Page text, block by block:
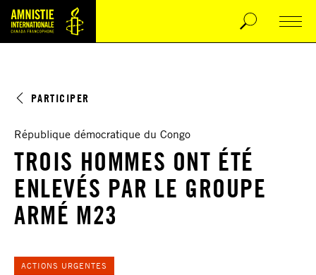
PARTICIPER
République démocratique du Congo
TROIS HOMMES ONT ÉTÉ
ENLEVÉS PAR LE GROUPE
ARMÉ M23
ACTIONS URGENTES